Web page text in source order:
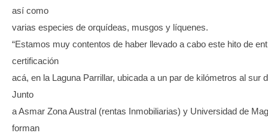
así como
varias especies de orquídeas, musgos y líquenes.
“Estamos muy contentos de haber llevado a cabo este hito de
certificación
acá, en la Laguna Parrillar, ubicada a un par de kilómetros al sur
Junto
a Asmar Zona Austral (rentas Inmobiliarias) y Universidad de
forman